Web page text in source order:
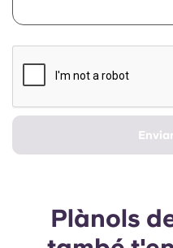
Plànols